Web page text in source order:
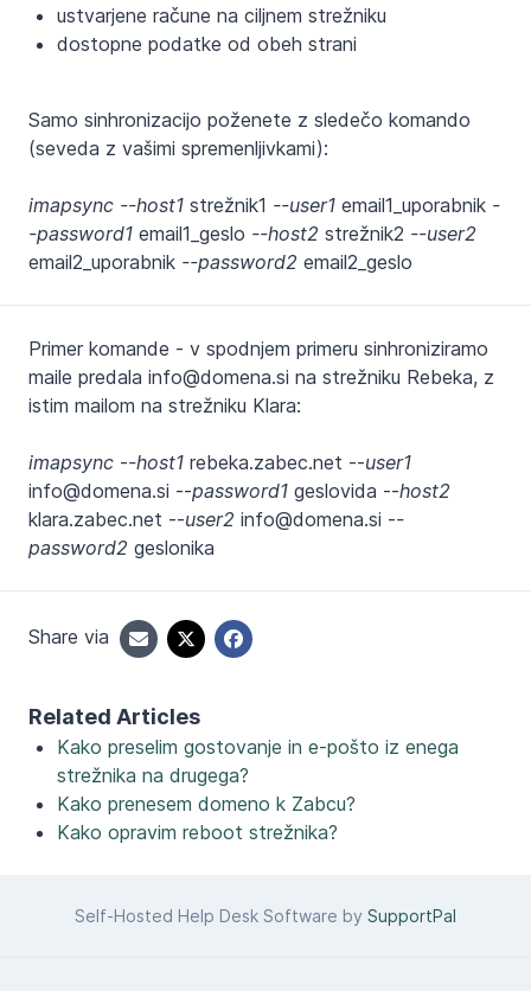
ustvarjene račune na ciljnem strežniku
dostopne podatke od obeh strani
Samo sinhronizacijo poženete z sledečo komando
(seveda z vašimi spremenljivkami):
imapsync --host1 strežnik1 --user1 email1_uporabnik -
-password1 email1_geslo --host2 strežnik2 --user2
email2_uporabnik --password2 email2_geslo
Primer komande - v spodnjem primeru sinhroniziramo
maile predala info@domena.si na strežniku Rebeka, z
istim mailom na strežniku Klara:
imapsync --host1 rebeka.zabec.net --user1
info@domena.si --password1 geslovida --host2
klara.zabec.net --user2 info@domena.si --
password2 geslonika
Share via
Related Articles
Kako preselim gostovanje in e-pošto iz enega
strežnika na drugega?
Kako prenesem domeno k Zabcu?
Kako opravim reboot strežnika?
Self-Hosted Help Desk Software by SupportPal